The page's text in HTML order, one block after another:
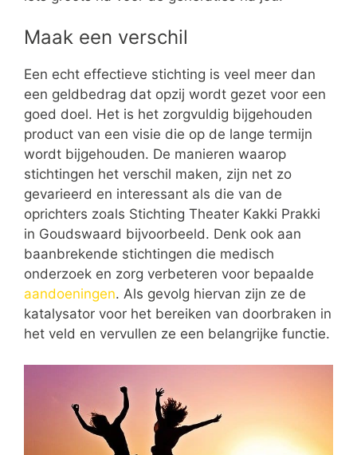
Maak een verschil
Een echt effectieve stichting is veel meer dan
een geldbedrag dat opzij wordt gezet voor een
goed doel. Het is het zorgvuldig bijgehouden
product van een visie die op de lange termijn
wordt bijgehouden. De manieren waarop
stichtingen het verschil maken, zijn net zo
gevarieerd en interessant als die van de
oprichters zoals Stichting Theater Kakki Prakki
in Goudswaard bijvoorbeeld. Denk ook aan
baanbrekende stichtingen die medisch
onderzoek en zorg verbeteren voor bepaalde
aandoeningen. Als gevolg hiervan zijn ze de
katalysator voor het bereiken van doorbraken in
het veld en vervullen ze een belangrijke functie.